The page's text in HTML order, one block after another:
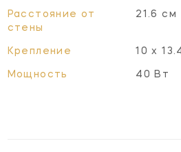
Расстояние от
стены
21.6 см
Крепление 10 x
Мощность 40 Вт